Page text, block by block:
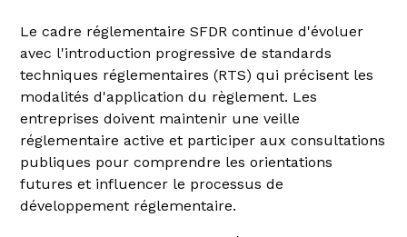
Le cadre réglementaire SFDR continue d'évoluer
avec l'introduction progressive de standards
techniques réglementaires (RTS) qui précisent les
modalités d'application du règlement. Les
entreprises doivent maintenir une veille
réglementaire active et participer aux consultations
publiques pour comprendre les orientations
futures et influencer le processus de
développement réglementaire.